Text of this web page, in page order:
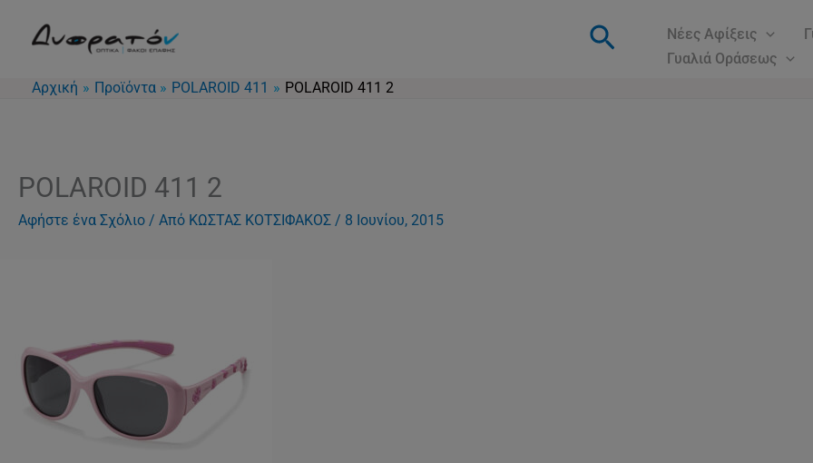
Αναζήτηση
Νέες Αφίξεις
Γυαλιά Οράσεως
Αρχική
Προϊόντα POLAROID 411 POLAROID 411 2
POLAROID 411 2
Αφήστε ένα Σχόλιο / Από ΚΩΣΤΑΣ ΚΟΤΣΙΦΑΚΟΣ / 8 Ιουνίου, 2015